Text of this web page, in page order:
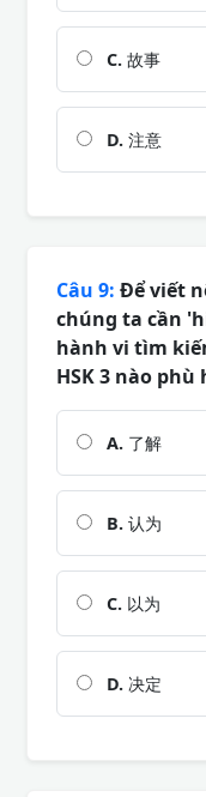
C. 故事
D. 注意
Câu 9: Để viết
chúng ta cần
hành vi tìm
HSK 3 nào
A. 了解
B. 认为
C. 以为
D. 决定